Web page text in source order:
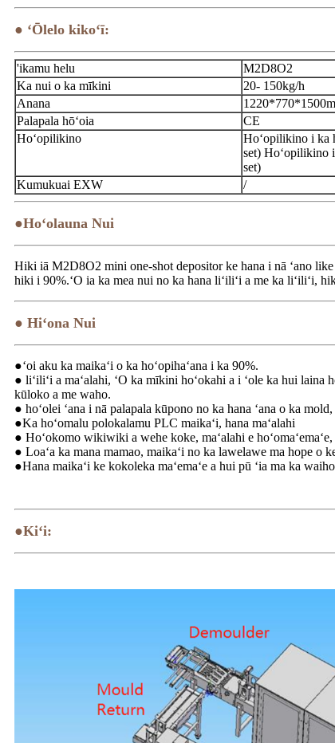
● ʻŌlelo kikoʻī:
'ikamu helu
M2D8O2
Ka nui o ka mīkini
20- 150kg/h
Anana
Palapala hōʻoia
CE
Hoʻopilikino
Hoʻopilikino i ka
set) Hoʻopilikino
set)
Kumukuai EXW
/
●Hoʻolauna Nui
Hiki iā M2D8O2 mini one-shot depositor ke hana i nā ʻano like
hiki i 90%.ʻO ia ka mea nui no ka hana liʻiliʻi a me ka liʻiliʻi,
● Hiʻona Nui
●ʻoi aku ka maikaʻi o ka hoʻopihaʻana i ka 90%.
● liʻiliʻi a maʻalahi, ʻO ka mīkini hoʻokahi a i ʻole ka hui laina
kūloko a me waho.
● hoʻolei ʻana i nā palapala kūpono no ka hana ʻana o ka
●Ka hoʻomalu polokalamu PLC maikaʻi, hana maʻalahi
● Hoʻokomo wikiwiki a wehe koke, maʻalahi e
● Loaʻa ka mana mamao, maikaʻi no ka lawelawe ma hope o
●Hana maikaʻi ke kokoleka maʻemaʻe a hui pū ʻia ma ka
●Kiʻi: